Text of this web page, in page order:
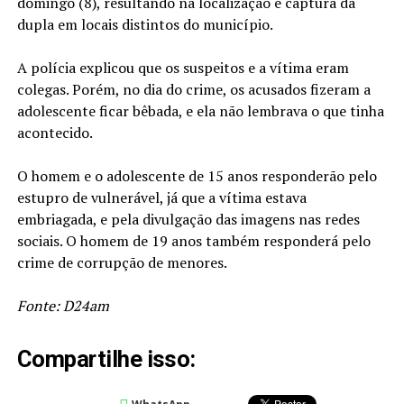
dupla em locais distintos do município.
A polícia explicou que os suspeitos e a vítima eram
colegas. Porém, no dia do crime, os acusados fizeram a
adolescente ficar bêbada, e ela não lembrava o que tinha
acontecido.
O homem e o adolescente de 15 anos responderão pelo
estupro de vulnerável, já que a vítima estava
embriagada, e pela divulgação das imagens nas redes
sociais. O homem de 19 anos também responderá pelo
crime de corrupção de menores.
Fonte: D24am
Compartilhe isso: